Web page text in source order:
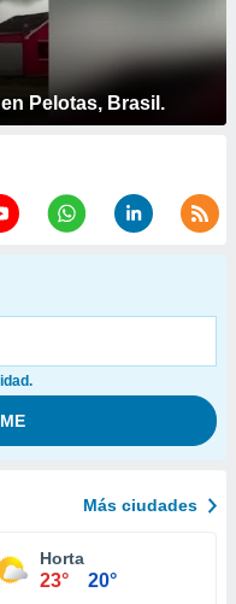
Pelotas, Brasil.
Más ciudades
Horta
23° 20°